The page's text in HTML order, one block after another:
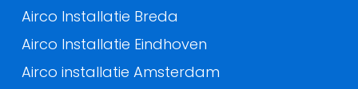
Airco Installatie Breda
Airco Installatie Eindhoven
Airco installatie Amsterdam